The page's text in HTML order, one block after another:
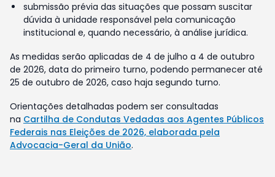
submissão prévia das situações que possam suscitar
dúvida à unidade responsável pela comunicação
institucional e, quando necessário, à análise jurídica.
As medidas serão aplicadas de 4 de julho a 4 de outubro
de 2026, data do primeiro turno, podendo permanecer até
25 de outubro de 2026, caso haja segundo turno.
Orientações detalhadas podem ser consultadas
na Cartilha de Condutas Vedadas aos Agentes Públicos
Federais nas Eleições de 2026, elaborada pela
Advocacia-Geral da União.